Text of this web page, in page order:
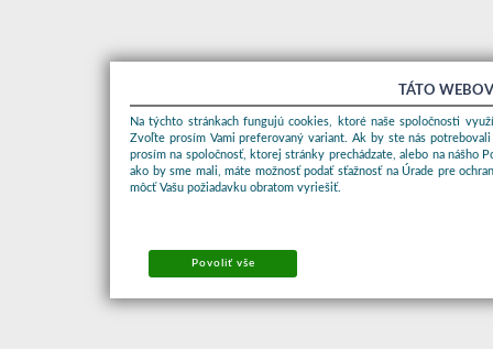
TÁTO
Na týchto stránkach fungujú cookies, ktoré naše spoločnosti
Zvoľte prosím Vami preferovaný variant. Ak by ste nás
prosím na spoločnosť, ktorej stránky prechádzate, alebo na nášho
ako by sme mali, máte možnosť podať sťažnosť na Úrade pre
môcť Vašu požiadavku obratom vyriešiť.
Povoliť vše